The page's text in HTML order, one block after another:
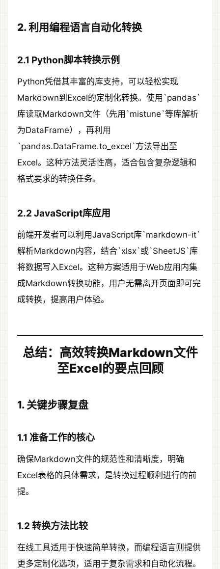
2. 利用编程语言自动化转换
2.1 Python脚本转换示例
Python凭借其丰富的库支持，可以轻松实现
Markdown到Excel的定制化转换。使用`pandas`
库读取Markdown文件（先用`mistune`等库解析
为DataFrame），再利用
`pandas.DataFrame.to_excel`方法导出至
Excel。这种方法灵活性高，适合包含复杂逻辑和
格式要求的转换任务。
2.2 JavaScript库应用
前端开发者可以利用JavaScript库`markdown-it`
解析Markdown内容，结合`xlsx`或`SheetJS`库
将数据写入Excel。这种方案适用于Web应用内集
成Markdown转换功能，用户无需离开页面即可完
成转换，提高用户体验。
总结：高效转换Markdown文件
至Excel的要点回顾
1. 关键步骤复盘
1.1 准备工作的核心
确保Markdown文件的规范性和清晰度，明确
Excel表格的具体需求，是转换过程顺利进行的前
提。
1.2 转换方法比较
在线工具适用于快速简单转换，而编程语言则提供
更多定制化选项，适用于复杂需求和自动化流程。